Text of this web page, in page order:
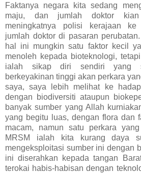
Faktanya negara kita sedang
maju, dan jumlah doktor kian
meningkatnya polisi kerajaan ke
jumlah doktor di pasaran
hal ini mungkin satu faktor kecil
menoleh kepada bioteknologi,
ialah sikap diri sendiri yang
berkeyakinan tinggi akan perkara
saya, saya lebih melihat ke
dengan biodiversiti ataupun
banyak sumber yang Allah
yang begitu luas, dengan flora dan
macam, namun satu perkara
MRSM ialah kita kurang daya
mengeksploitasi sumber ini dengan
ini diserahkan kepada tangan
terokai habis-habisan dengan